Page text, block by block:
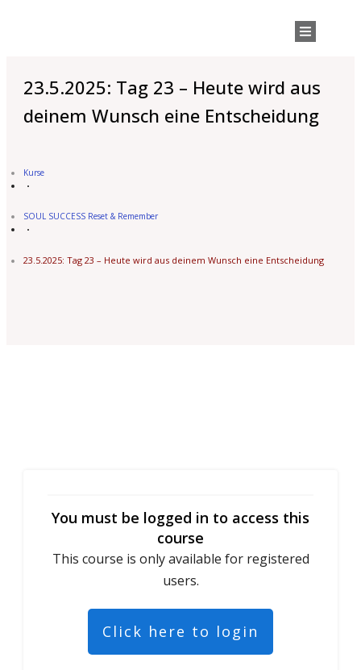
23.5.2025: Tag 23 – Heute wird aus
deinem Wunsch eine Entscheidung
Kurse
SOUL SUCCESS Reset & Remember
23.5.2025: Tag 23 – Heute wird aus deinem Wunsch eine Entscheidung
You must be logged in to access this
course
This course is only available for registered
users.
Click here to login